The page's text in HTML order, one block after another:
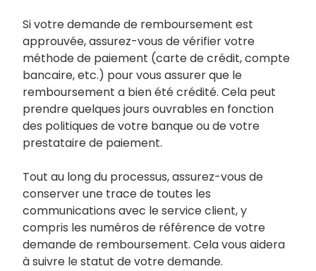
Si votre demande de remboursement est
approuvée, assurez-vous de vérifier votre
méthode de paiement (carte de crédit, compte
bancaire, etc.) pour vous assurer que le
remboursement a bien été crédité. Cela peut
prendre quelques jours ouvrables en fonction
des politiques de votre banque ou de votre
prestataire de paiement.
Tout au long du processus, assurez-vous de
conserver une trace de toutes les
communications avec le service client, y
compris les numéros de référence de votre
demande de remboursement. Cela vous aidera
à suivre le statut de votre demande.